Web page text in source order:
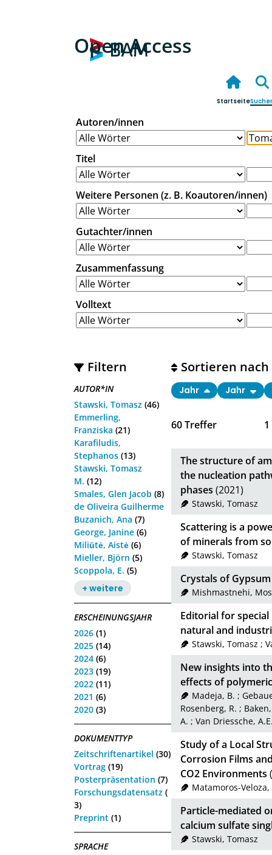
Open Access
Startseite
Autoren/innen
Titel
Weitere Personen (z. B. Koautoren/innen)
Gutachter/innen
Zusammenfassung
Volltext
Filtern
AUTOR*IN
Stawski, Tomasz (46)
Emmerling,
Franziska (21)
Karafiludis,
Stephanos (13)
Stawski, Tomasz
M. (12)
Smales, Glen Jacob (8)
de Oliveira Guilherme
Buzanich, Ana (7)
George, Janine (6)
Miliūtė, Aistė (6)
Mieller, Björn (5)
Scoppola, E. (5)
+ weitere
ERSCHEINUNGSJAHR
2026 (1)
2025 (14)
2024 (6)
2023 (19)
2022 (11)
2021 (6)
2020 (3)
DOKUMENTTYP
Zeitschriftenartikel (30)
Vortrag (19)
Posterpräsentation (7)
Forschungsdatensatz (
3)
Preprint (1)
SPRACHE
60Treffer 1
Sortieren nach
Jahr Jahr
The structure of
the nucleation
phases (2021)
Stawski, Tomasz
Scattering is a
of minerals from
Stawski, Tomasz
Crystals of
Mishmastnehi,
Editorial for
natural and
Stawski, Tomasz ;
New insights into
effects of
Madeja, B. ;
Rosenberg, R. ;
A. ; Van Driessche,
Study of a Local
Corrosion Films
CO2 Environments
Matamoros-Veloza,
Particle-mediated
calcium sulfate
Stawski, Tomasz